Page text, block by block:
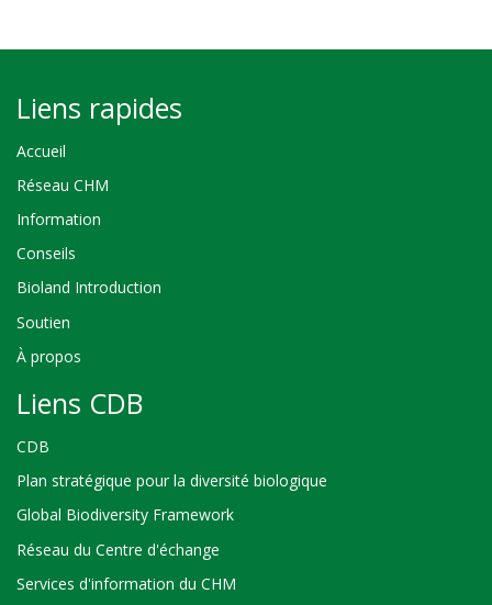
Liens rapides
Accueil
Réseau CHM
Information
Conseils
Bioland Introduction
Soutien
À propos
Liens CDB
CDB
Plan stratégique pour la diversité biologique
Global Biodiversity Framework
Réseau du Centre d'échange
Services d'information du CHM